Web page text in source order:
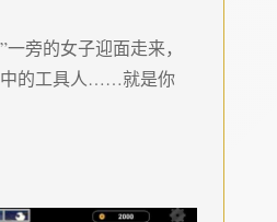
旁的女子迎面走来，
中的工具人……就是你